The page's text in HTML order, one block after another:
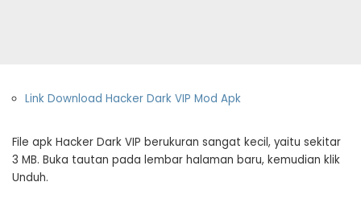
Link Download Hacker Dark VIP Mod Apk
File apk Hacker Dark VIP berukuran sangat kecil, yaitu sekitar
3 MB. Buka tautan pada lembar halaman baru, kemudian klik
Unduh.